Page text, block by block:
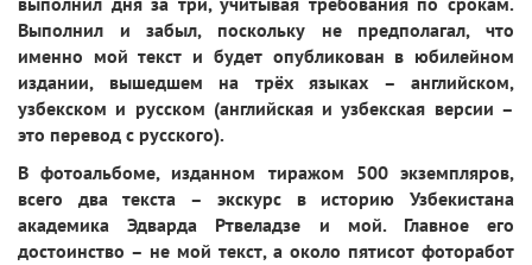
Выполнил и забыл, поскольку не предполагал, что
именно мой текст и будет опубликован в юбилейном
издании, вышедшем на трёх языках – английском,
узбекском и русском (английская и узбекская версии –
это перевод с русского).
В фотоальбоме, изданном тиражом 500 экземпляров,
всего два текста – экскурс в историю Узбекистана
академика Эдварда Ртвеладзе и мой. Главное его
достоинство – не мой текст, а около пятисот фоторабот